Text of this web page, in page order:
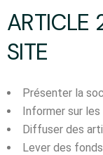
ARTICLE
SITE
Présenter la
Informer sur
Diffuser des
Lever des fonds